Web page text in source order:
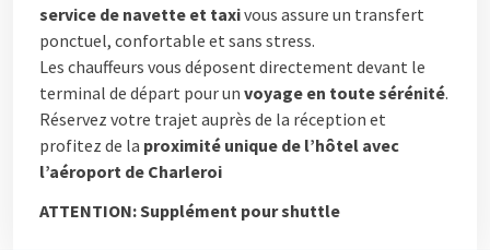
service de navette et taxivous assure un transfert
ponctuel, confortable et sans stress.
Les chauffeurs vous déposent directement devant le
terminal de départ pour un voyage en toute sérénité.
Réservez votre trajet auprès de la réception et
profitez de la proximité unique de l’hôtel avec
l’aéroport de Charleroi
ATTENTION: Supplément pour shuttle